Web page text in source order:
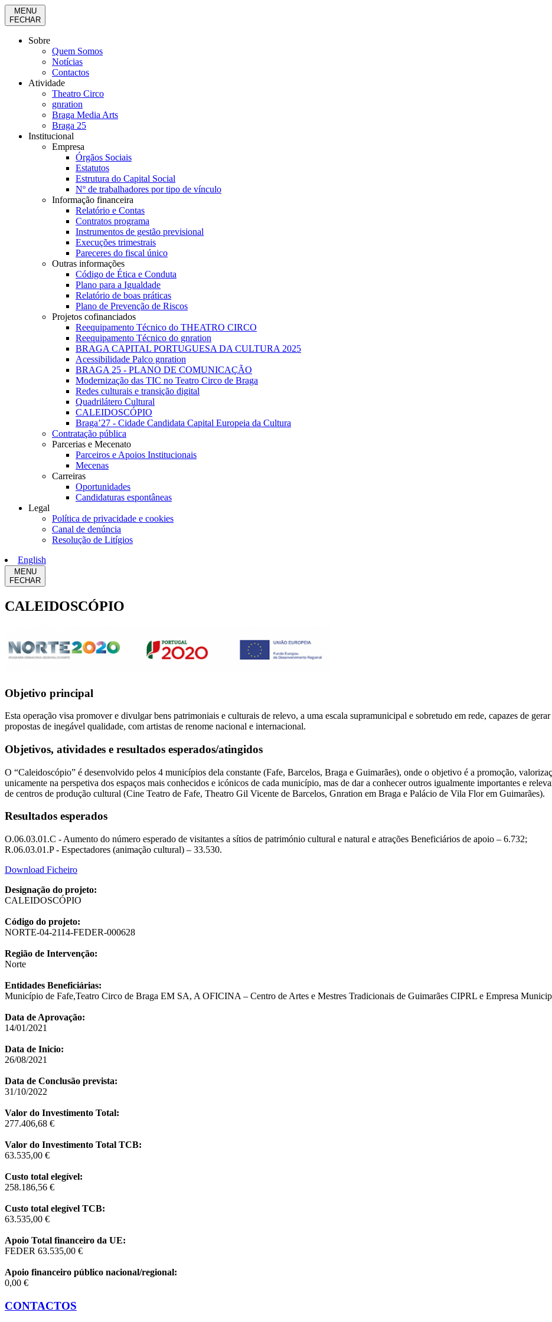
MENU
FECHAR
Sobre
Quem Somos
Notícias
Contactos
Atividade
Theatro Circo
gnration
Braga Media Arts
Braga 25
Institucional
Empresa
Órgãos Sociais
Estatutos
Estrutura do Capital Social
Nº de trabalhadores por tipo de vínculo
Informação financeira
Relatório e Contas
Contratos programa
Instrumentos de gestão previsional
Execuções trimestrais
Pareceres do fiscal único
Outras informações
Código de Ética e Conduta
Plano para a Igualdade
Relatório de boas práticas
Plano de Prevenção de Riscos
Projetos cofinanciados
Reequipamento Técnico do THEATRO CIRCO
Reequipamento Técnico do gnration
BRAGA CAPITAL PORTUGUESA DA CULTURA 2025
Acessibilidade Palco gnration
BRAGA 25 - PLANO DE COMUNICAÇÃO
Modernização das TIC no Teatro Circo de Braga
Redes culturais e transição digital
Quadrilátero Cultural
CALEIDOSCÓPIO
Braga’27 - Cidade Candidata Capital Europeia da Cultura
Contratação pública
Parcerias e Mecenato
Parceiros e Apoios Institucionais
Mecenas
Carreiras
Oportunidades
Candidaturas espontâneas
Legal
Política de privacidade e cookies
Canal de denúncia
Resolução de Litígios
English
MENU
FECHAR
CALEIDOSCÓPIO
Objetivo principal
Esta operação visa promover e divulgar bens patrimoniais e culturais de relevo, a uma escala supramunicipal e sobretudo em rede, capazes de
propostas de inegável qualidade, com artistas de renome nacional e internacional.
Objetivos, atividades e resultados esperados/atingidos
O “Caleidoscópio” é desenvolvido pelos 4 municípios dela constante (Fafe, Barcelos, Braga e Guimarães), onde o objetivo é a promoção,
unicamente na perspetiva dos espaços mais conhecidos e icónicos de cada município, mas de dar a conhecer outros igualmente importantes e
de centros de produção cultural (Cine Teatro de Fafe, Theatro Gil Vicente de Barcelos, Gnration em Braga e Palácio de Vila Flor em Guimarães).
Resultados esperados
O.06.03.01.C - Aumento do número esperado de visitantes a sítios de património cultural e natural e atrações Beneficiários de apoio – 6.732;
R.06.03.01.P - Espectadores (animação cultural) – 33.530.
Download Ficheiro
Designação do projeto:
CALEIDOSCÓPIO
Código do projeto:
NORTE-04-2114-FEDER-000628
Região de Intervenção:
Norte
Entidades Beneficiárias:
Município de Fafe,Teatro Circo de Braga EM SA, A OFICINA – Centro de Artes e Mestres Tradicionais de Guimarães CIPRL e Empresa
Data de Aprovação:
14/01/2021
Data de Inicio:
26/08/2021
Data de Conclusão prevista:
31/10/2022
Valor do Investimento Total:
277.406,68 €
Valor do Investimento Total TCB:
63.535,00 €
Custo total elegível:
258.186,56 €
Custo total elegível TCB:
63.535,00 €
Apoio Total financeiro da UE:
FEDER 63.535,00 €
Apoio financeiro público nacional/regional:
0,00 €
CONTACTOS